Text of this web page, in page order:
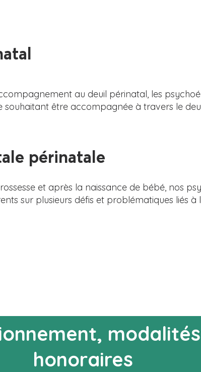
au deuil périnatal, les
souhaitant être accompagnée à travers le
périnatale
et après la naissance de bébé, nos
sur plusieurs défis et problématiques liés
honoraires